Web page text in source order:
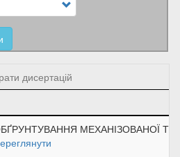
дисертацій
МЕХАНІЗОВАНОЇ